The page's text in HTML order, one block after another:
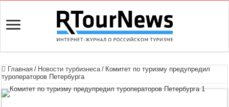
Главная / Новости турбизнеса / Комитет по туризму предупредил
туроператоров Петербурга